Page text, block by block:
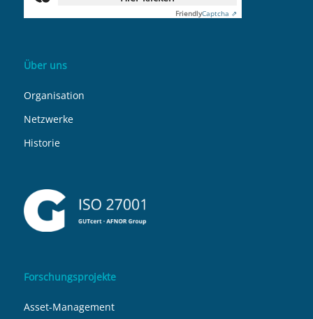
FriendlyCaptcha ⇗
Über uns
Organisation
Netzwerke
Historie
Forschungsprojekte
Asset-Management